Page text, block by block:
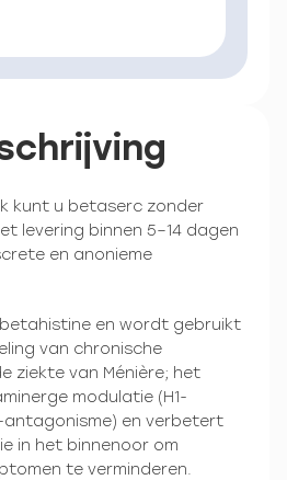
kunt u betaserc zonder
levering binnen 5–14 dagen
en anonieme
en wordt gebruikt
van chronische
ziekte van Ménière; het
modulatie (H1-
antagonisme) en verbetert
in het binnenoor om
te verminderen.